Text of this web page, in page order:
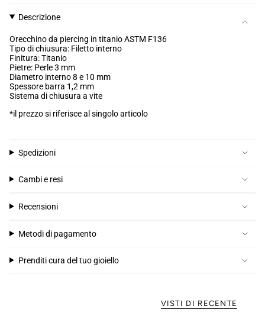
Descrizione
Orecchino da piercing in titanio ASTM F136
Tipo di chiusura: Filetto interno
Finitura: Titanio
Pietre: Perle 3 mm
Diametro interno 8 e 10 mm
Spessore barra 1,2 mm
Sistema di chiusura a vite
*il prezzo si riferisce al singolo articolo
Spedizioni
Cambi e resi
Recensioni
Metodi di pagamento
Prenditi cura del tuo gioiello
VISTI DI RECENTE